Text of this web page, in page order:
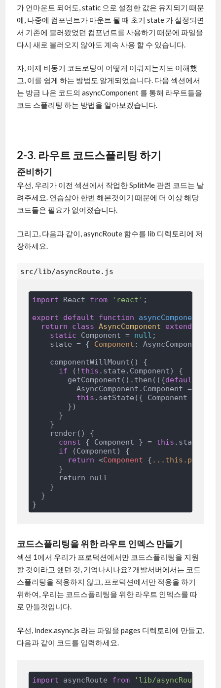
가 언마운트 되어도, static 으로 설정한 값은 유지되기 때문
에, 나중에 컴포넌트가 마운트 될 때 초기 state 가 설정되면
서 기존에 불러왔었던 컴포넌트를 사용하기 때문에 파일을
다시 새로 불러오지 않아도 계속 사용 할 수 있습니다.
자, 이제 비동기 코드로딩이 어떻게 이뤄지는지도 이해했
고, 이를 쉽게 하는 방법도 알게되었습니다. 다음 섹션에서
는 방금 나온 코드의 asyncComponent 를 통해 라우트들을
코드 스플리팅 하는 방법을 알아보겠습니다.
2-3. 라우트 코드스플리팅 하기
준비하기
우선, 우리가 이전 섹션에서 작업한 SplitMe 관련 코드는 날
려주세요. 연습삼아 한번 해본것이기 때문에 더 이상 해당
코드들은 필요가 없어졌습니다.
그리고, 다음과 같이, asyncRoute 함수를 lib 디렉토리에 저
장하세요.
src/lib/asyncRoute.js
import React from 'react' ;
export
default function asyncComponent
return
class AsyncComponent extends
static Component = null ;
    state = {
Component :
    componentWillMount() {
if (! this .state.Component) {
        getComponent().then(
({default
AsyncComponent.Component =
this .setState({ Component })
        })
      }
    }
    render() {
const { Component } = this .state
if (Component) {
return <Component { ...this.props
      }
      return null
    }
  }
코드스플리팅을 위한 라우트 인덱스 만들기
섹션 1에서 우리가 프로덕션에서만 코드스플리팅을 지원
할 것이라고 했던 것, 기억나시나요? 개발서버에서는 코드
스플리팅을 적용하지 않고, 프로덕션에서만 적용을 하기
위하여, 우리는 코드스플리팅을 위한 라우트 인덱스를 따
로 만들것입니다.
우선, index.async.js 라는 파일을 pages 디렉토리에 만들고,
다음과 같이 코드를 입력하세요.
import asyncRoute from 'lib/asyncRoute'